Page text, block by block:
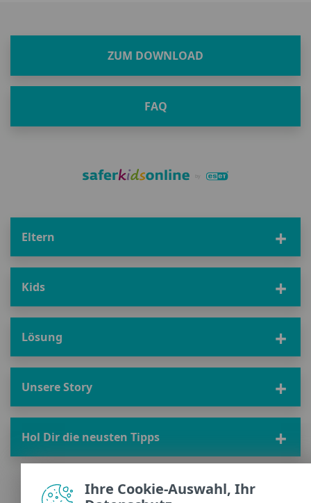
ZUM DOWNLOAD
FAQ
Eltern
Kids
Lösung
Unsere Story
Hol Dir die neusten Tipps
Ihre Cookie-Auswahl, Ihr